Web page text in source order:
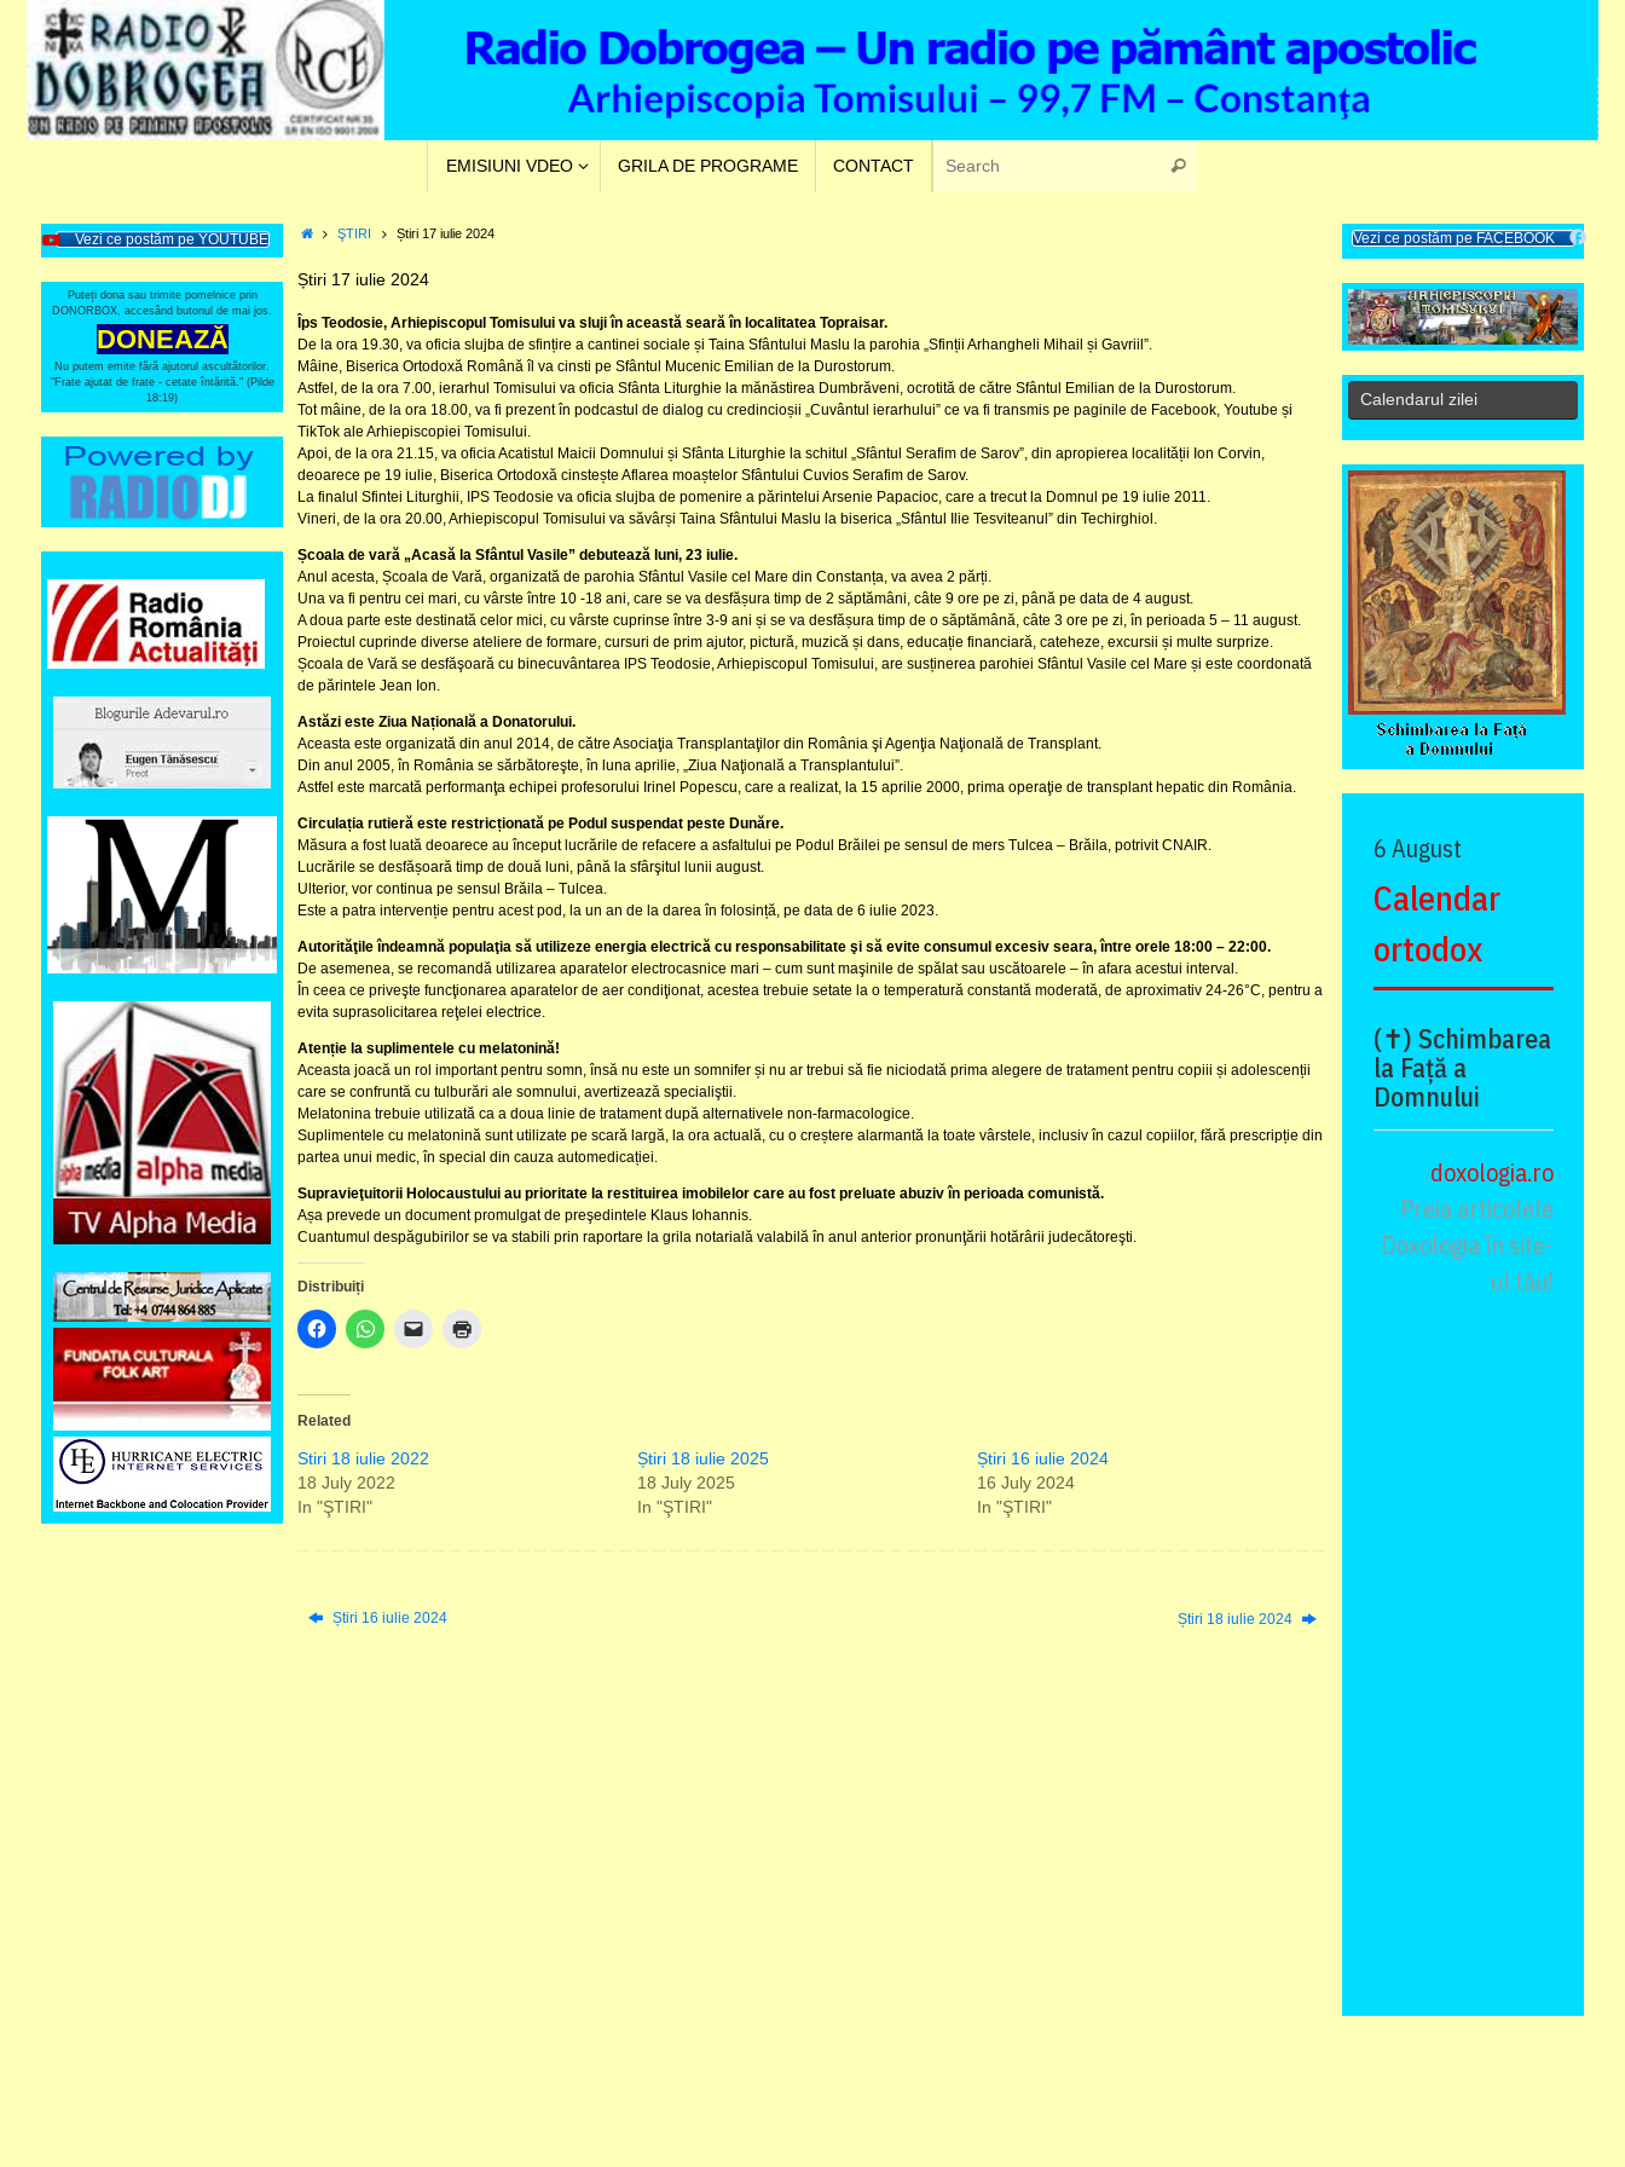
content
EMISIUNI VDEO GRILA DE PROGRAME CONTACT
Search
HomeŞTIRI Știri 17 iulie 2024
Știri 17 iulie 2024
Îps Teodosie, Arhiepiscopul Tomisului va sluji în această seară în localitatea Topraisar.
De la ora 19.30, va oficia slujba de sfințire a cantinei sociale și Taina Sfântului Maslu la parohia „Sfinții Arhangheli Mihail și Gavriil”.
Mâine, Biserica Ortodoxă Română îl va cinsti pe Sfântul Mucenic Emilian de la Durostorum.
Astfel, de la ora 7.00, ierarhul Tomisului va oficia Sfânta Liturghie la mănăstirea Dumbrăveni, ocrotită de către Sfântul Emilian de la Durostorum.
Tot mâine, de la ora 18.00, va fi prezent în podcastul de dialog cu credincioșii „Cuvântul ierarhului” ce va fi transmis pe paginile de Facebook, Youtube și
TikTok ale Arhiepiscopiei Tomisului.
Apoi, de la ora 21.15, va oficia Acatistul Maicii Domnului și Sfânta Liturghie la schitul „Sfântul Serafim de Sarov”, din apropierea localității Ion Corvin,
deoarece pe 19 iulie, Biserica Ortodoxă cinstește Aflarea moaștelor Sfântului Cuvios Serafim de Sarov.
La finalul Sfintei Liturghii, IPS Teodosie va oficia slujba de pomenire a părintelui Arsenie Papacioc, care a trecut la Domnul pe 19 iulie 2011.
Vineri, de la ora 20.00, Arhiepiscopul Tomisului va săvârși Taina Sfântului Maslu la biserica „Sfântul Ilie Tesviteanul” din Techirghiol.
Școala de vară „Acasă la Sfântul Vasile” debutează luni, 23 iulie.
Anul acesta, Școala de Vară, organizată de parohia Sfântul Vasile cel Mare din Constanța, va avea 2 părți.
Una va fi pentru cei mari, cu vârste între 10 -18 ani, care se va desfășura timp de 2 săptămâni, câte 9 ore pe zi, până pe data de 4 august.
A doua parte este destinată celor mici, cu vârste cuprinse între 3-9 ani și se va desfășura timp de o săptămână, câte 3 ore pe zi, în perioada 5 – 11 august.
Proiectul cuprinde diverse ateliere de formare, cursuri de prim ajutor, pictură, muzică și dans, educație financiară, cateheze, excursii și multe surprize.
Școala de Vară se desfăşoară cu binecuvântarea IPS Teodosie, Arhiepiscopul Tomisului, are susținerea parohiei Sfântul Vasile cel Mare și este coordonată
de părintele Jean Ion.
Astăzi este Ziua Națională a Donatorului.
Aceasta este organizată din anul 2014, de către Asociaţia Transplantaţilor din România şi Agenţia Naţională de Transplant.
Din anul 2005, în România se sărbătoreşte, în luna aprilie, „Ziua Naţională a Transplantului”.
Astfel este marcată performanţa echipei profesorului Irinel Popescu, care a realizat, la 15 aprilie 2000, prima operaţie de transplant hepatic din România.
Circulația rutieră este restricționată pe Podul suspendat peste Dunăre.
Măsura a fost luată deoarece au început lucrările de refacere a asfaltului pe Podul Brăilei pe sensul de mers Tulcea – Brăila, potrivit CNAIR.
Lucrările se desfășoară timp de două luni, până la sfârşitul lunii august.
Ulterior, vor continua pe sensul Brăila – Tulcea.
Este a patra intervenție pentru acest pod, la un an de la darea în folosință, pe data de 6 iulie 2023.
Autorităţile îndeamnă populaţia să utilizeze energia electrică cu responsabilitate şi să evite consumul excesiv seara, între orele 18:00 – 22:00.
De asemenea, se recomandă utilizarea aparatelor electrocasnice mari – cum sunt maşinile de spălat sau uscătoarele – în afara acestui interval.
În ceea ce priveşte funcţionarea aparatelor de aer condiţionat, acestea trebuie setate la o temperatură constantă moderată, de aproximativ 24-26°C, pentru a
evita suprasolicitarea reţelei electrice.
Atenție la suplimentele cu melatonină!
Aceasta joacă un rol important pentru somn, însă nu este un somnifer și nu ar trebui să fie niciodată prima alegere de tratament pentru copiii și adolescenții
care se confruntă cu tulburări ale somnului, avertizează specialiştii.
Melatonina trebuie utilizată ca a doua linie de tratament după alternativele non-farmacologice.
Suplimentele cu melatonină sunt utilizate pe scară largă, la ora actuală, cu o creștere alarmantă la toate vârstele, inclusiv în cazul copiilor, fără prescripție din
partea unui medic, în special din cauza autome­dicației.
Supravieţuitorii Holocaustului au prioritate la restituirea imobilelor care au fost preluate abuziv în perioada comunistă.
Așa prevede un document promulgat de preşedintele Klaus Iohannis.
Cuantumul despăgubirilor se va stabili prin raportare la grila notarială valabilă în anul anterior pronunţării hotărârii judecătoreşti.
Distribuiți
Related
Stiri 18 iulie 2022
18 July 2022
In "ŞTIRI"
Știri 18 iulie 2025
18 July 2025
In "ŞTIRI"
Știri 16 iulie 2024
16 July 2024
In "ŞTIRI"
Știri 16 iulie 2024 Știri 18 iulie 2024
Vezi ce postăm pe YOUTUBE
Puteți dona sau trimite pomelnice prin
DONORBOX, accesând butonul de mai jos.
DONEAZĂ
Nu putem emite fără ajutorul ascultătorilor.
"Frate ajutat de frate - cetate întărită." (Pilde
18:19)
Vezi ce postăm pe FACEBOOK
Calendarul zilei
6 August
Calendar
ortodox
(✝) Schimbarea
la Față a
Domnului
doxologia.ro
Preia articolele
Doxologia în site-
ul tău!